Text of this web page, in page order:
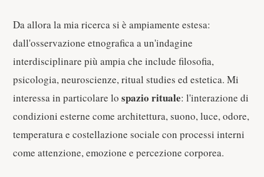
Da allora la mia ricerca si è ampiamente estesa:
dall'osservazione etnografica a un'indagine
interdisciplinare più ampia che include filosofia,
psicologia, neuroscienze, ritual studies ed estetica. Mi
interessa in particolare lo spazio rituale: l'interazione di
condizioni esterne come architettura, suono, luce, odore,
temperatura e costellazione sociale con processi interni
come attenzione, emozione e percezione corporea.